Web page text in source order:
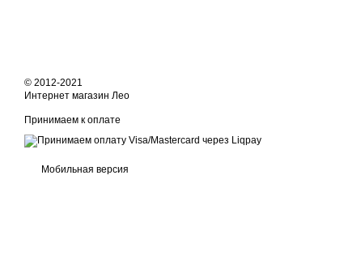
© 2012-2021
Интернет магазин Лео
Принимаем к оплате
Мобильная версия